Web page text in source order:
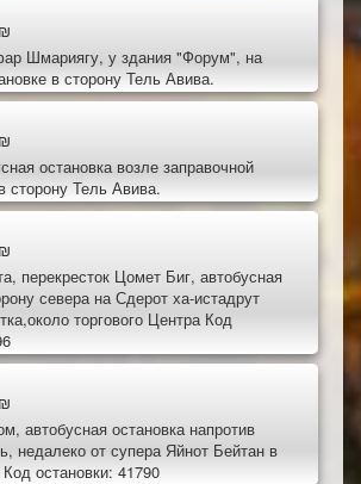
Шмариягу, у здания "Форум", на
в сторону Тель Авива.
остановка возле заправочной
сторону Тель Авива.
перекресток Цомет Биг, автобусная
севера на Сдерот ха-истадрут
торгового Центра Код
автобусная остановка напротив
недалеко от супера Яйнот Бейтан в
остановки: 41790